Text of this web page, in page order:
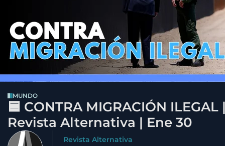
MUNDO
🟦 CONTRA MIGRACIÓN ILEGAL
Revista Alternativa | Ene 30
Revista Alternativa